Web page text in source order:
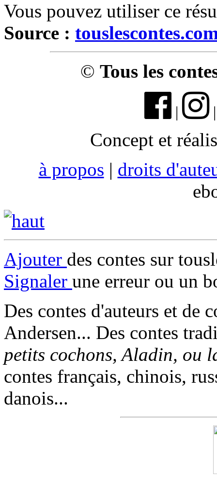
Vous pouvez utiliser ce
Source :
© Tous les
|
Concept et
à propos | droits
Ajouter des contes sur
Signaler une erreur ou un
Des contes d'auteurs et de
Andersen... Des contes
petits cochons, Aladin, ou
contes français, chinois,
danois...